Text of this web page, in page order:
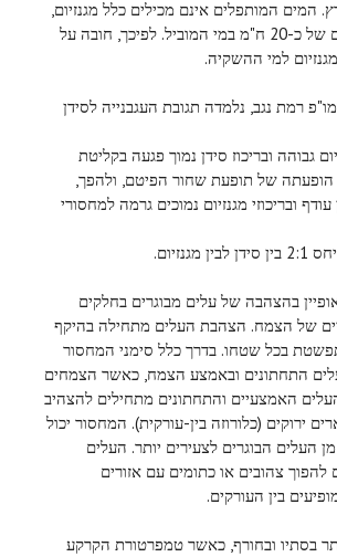
המים המותפלים אינם מכילים כלל מגנזיום,
לעומת ריכוז מגנזיום של כ-20 ח"מ במי המוביל. לפיכך, חובה על
למי ההשקיה.
רמת נגב, נלמדה תגובת העגבנייה לסידן
גבוהה ובריכוז סידן נמוך פגעה בקליטת
הופעתה של תופעת שחור הפיטם, ולהפך,
ובריכוזי מגנזיום נמוכים גרמה למחסורי
בהצהבה של עלים מבוגרים בחלקים
של הצמח. הצהבת העלים מתחילה בהיקף
בכל שטחו. בדרך כלל סימני המחסור
התחתונים ובאמצע הצמח, כאשר הצמחים
האמצעיים והתחתונים מתחילים להצהיב
ירוקים (כלורוזה בין-עורקית). המחסור יכול
העלים הבוגרים לצעירים יותר. העלים
להפוך צהובים או כתומים עם אזורים
בין העורקים.
בסתיו ובחורף, כאשר טמפרטורת הקרקע